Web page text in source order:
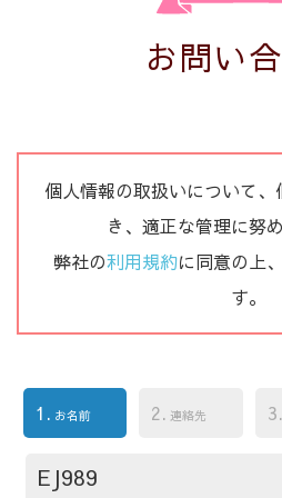
お問い
個人情報の取扱いについて
き、適正な管理に努
弊社の利用規約に同意の上
す。
1. お名前 2. 連絡先 3.
EJ989